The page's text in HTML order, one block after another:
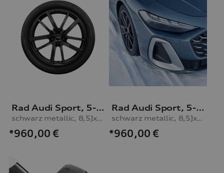
Rad Audi Sport, 5-Doppelspeichen mit RS-Schriftzug
schwarz metallic, 8,5Jx19, Winterreifen 245/40 R19 98H XL, links
*960,00 €
Rad Audi Sport, 5-Doppelspeichen
schwarz metallic, 8,5Jx19, Winterreifen 245/40 R19 98H XL, links
*960,00 €